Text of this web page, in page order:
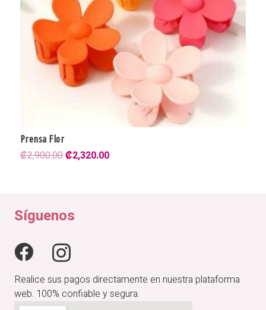
Prensa Flor
₡2,900.00El
₡2,900.00.
₡2,320.00El
Síguenos
Realice sus pagos directamente en nuestra plataforma
web. 100% confiable y segura.